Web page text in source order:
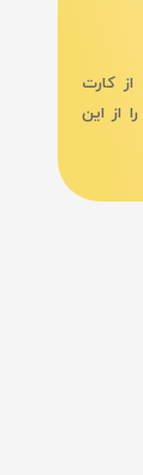
از کارت
از این